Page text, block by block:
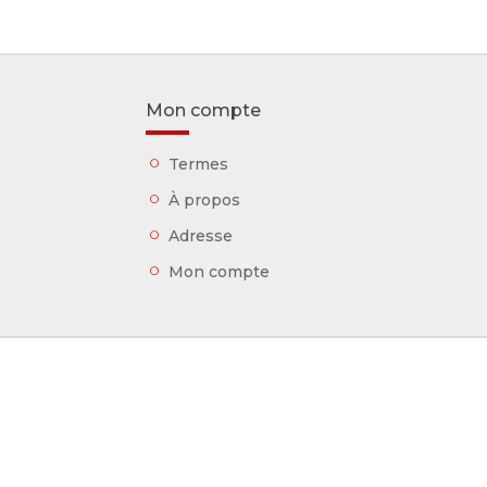
Mon compte
Termes
À propos
Adresse
Mon compte